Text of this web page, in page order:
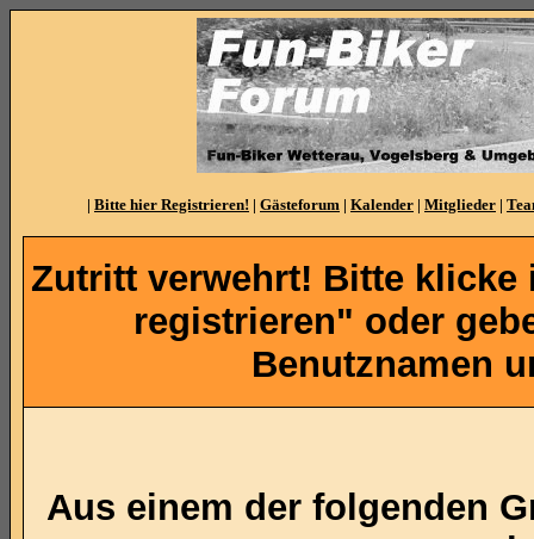
| Bitte hier Registrieren! | Gästeforum | Kalender | Mitglieder |
Zutritt verwehrt! Bitte
registrieren" oder
Benutznamen
Aus einem der folgenden